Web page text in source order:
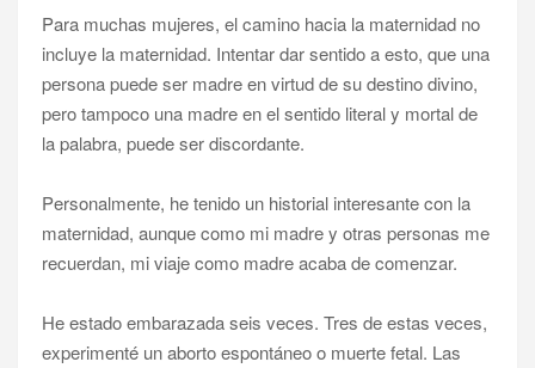
Para muchas mujeres, el camino hacia la maternidad no
incluye la maternidad. Intentar dar sentido a esto, que una
persona puede ser madre en virtud de su destino divino,
pero tampoco una madre en el sentido literal y mortal de
la palabra, puede ser discordante.
Personalmente, he tenido un historial interesante con la
maternidad, aunque como mi madre y otras personas me
recuerdan, mi viaje como madre acaba de comenzar.
He estado embarazada seis veces. Tres de estas veces,
experimenté un aborto espontáneo o muerte fetal. Las